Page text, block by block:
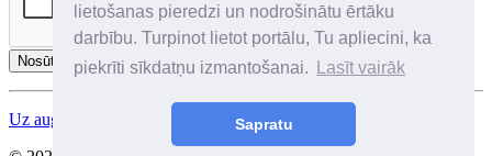
lietošanas pieredzi un nodrošinātu ērtāku
darbību. Turpinot lietot portālu, Tu apliecini, ka
piekrīti sīkdatņu izmantošanai.
Lasīt vairāk
Sapratu
Nosūtīt
Uz augšu